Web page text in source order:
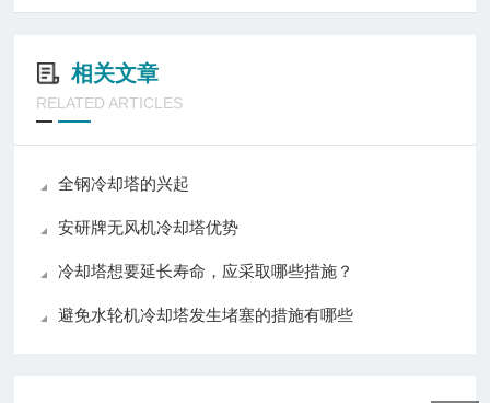
相关文章
RELATED ARTICLES
全钢冷却塔的兴起
安研牌无风机冷却塔优势
冷却塔想要延长寿命，应采取哪些措施？
避免水轮机冷却塔发生堵塞的措施有哪些